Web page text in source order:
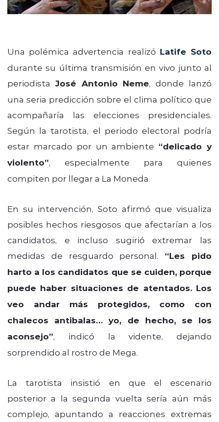
Una polémica advertencia realizó Latife Soto
durante su última transmisión en vivo junto al
periodista José Antonio Neme, donde lanzó
una seria predicción sobre el clima político que
acompañaría las elecciones presidenciales.
Según la tarotista, el periodo electoral podría
estar marcado por un ambiente “delicado y
violento”, especialmente para quienes
compiten por llegar a La Moneda.
En su intervención, Soto afirmó que visualiza
posibles hechos riesgosos que afectarían a los
candidatos, e incluso sugirió extremar las
medidas de resguardo personal. “Les pido
harto a los candidatos que se cuiden, porque
puede haber situaciones de atentados. Los
veo andar más protegidos, como con
chalecos antibalas… yo, de hecho, se los
aconsejo”, indicó la vidente, dejando
sorprendido al rostro de Mega.
La tarotista insistió en que el escenario
posterior a la segunda vuelta sería aún más
complejo, apuntando a reacciones extremas